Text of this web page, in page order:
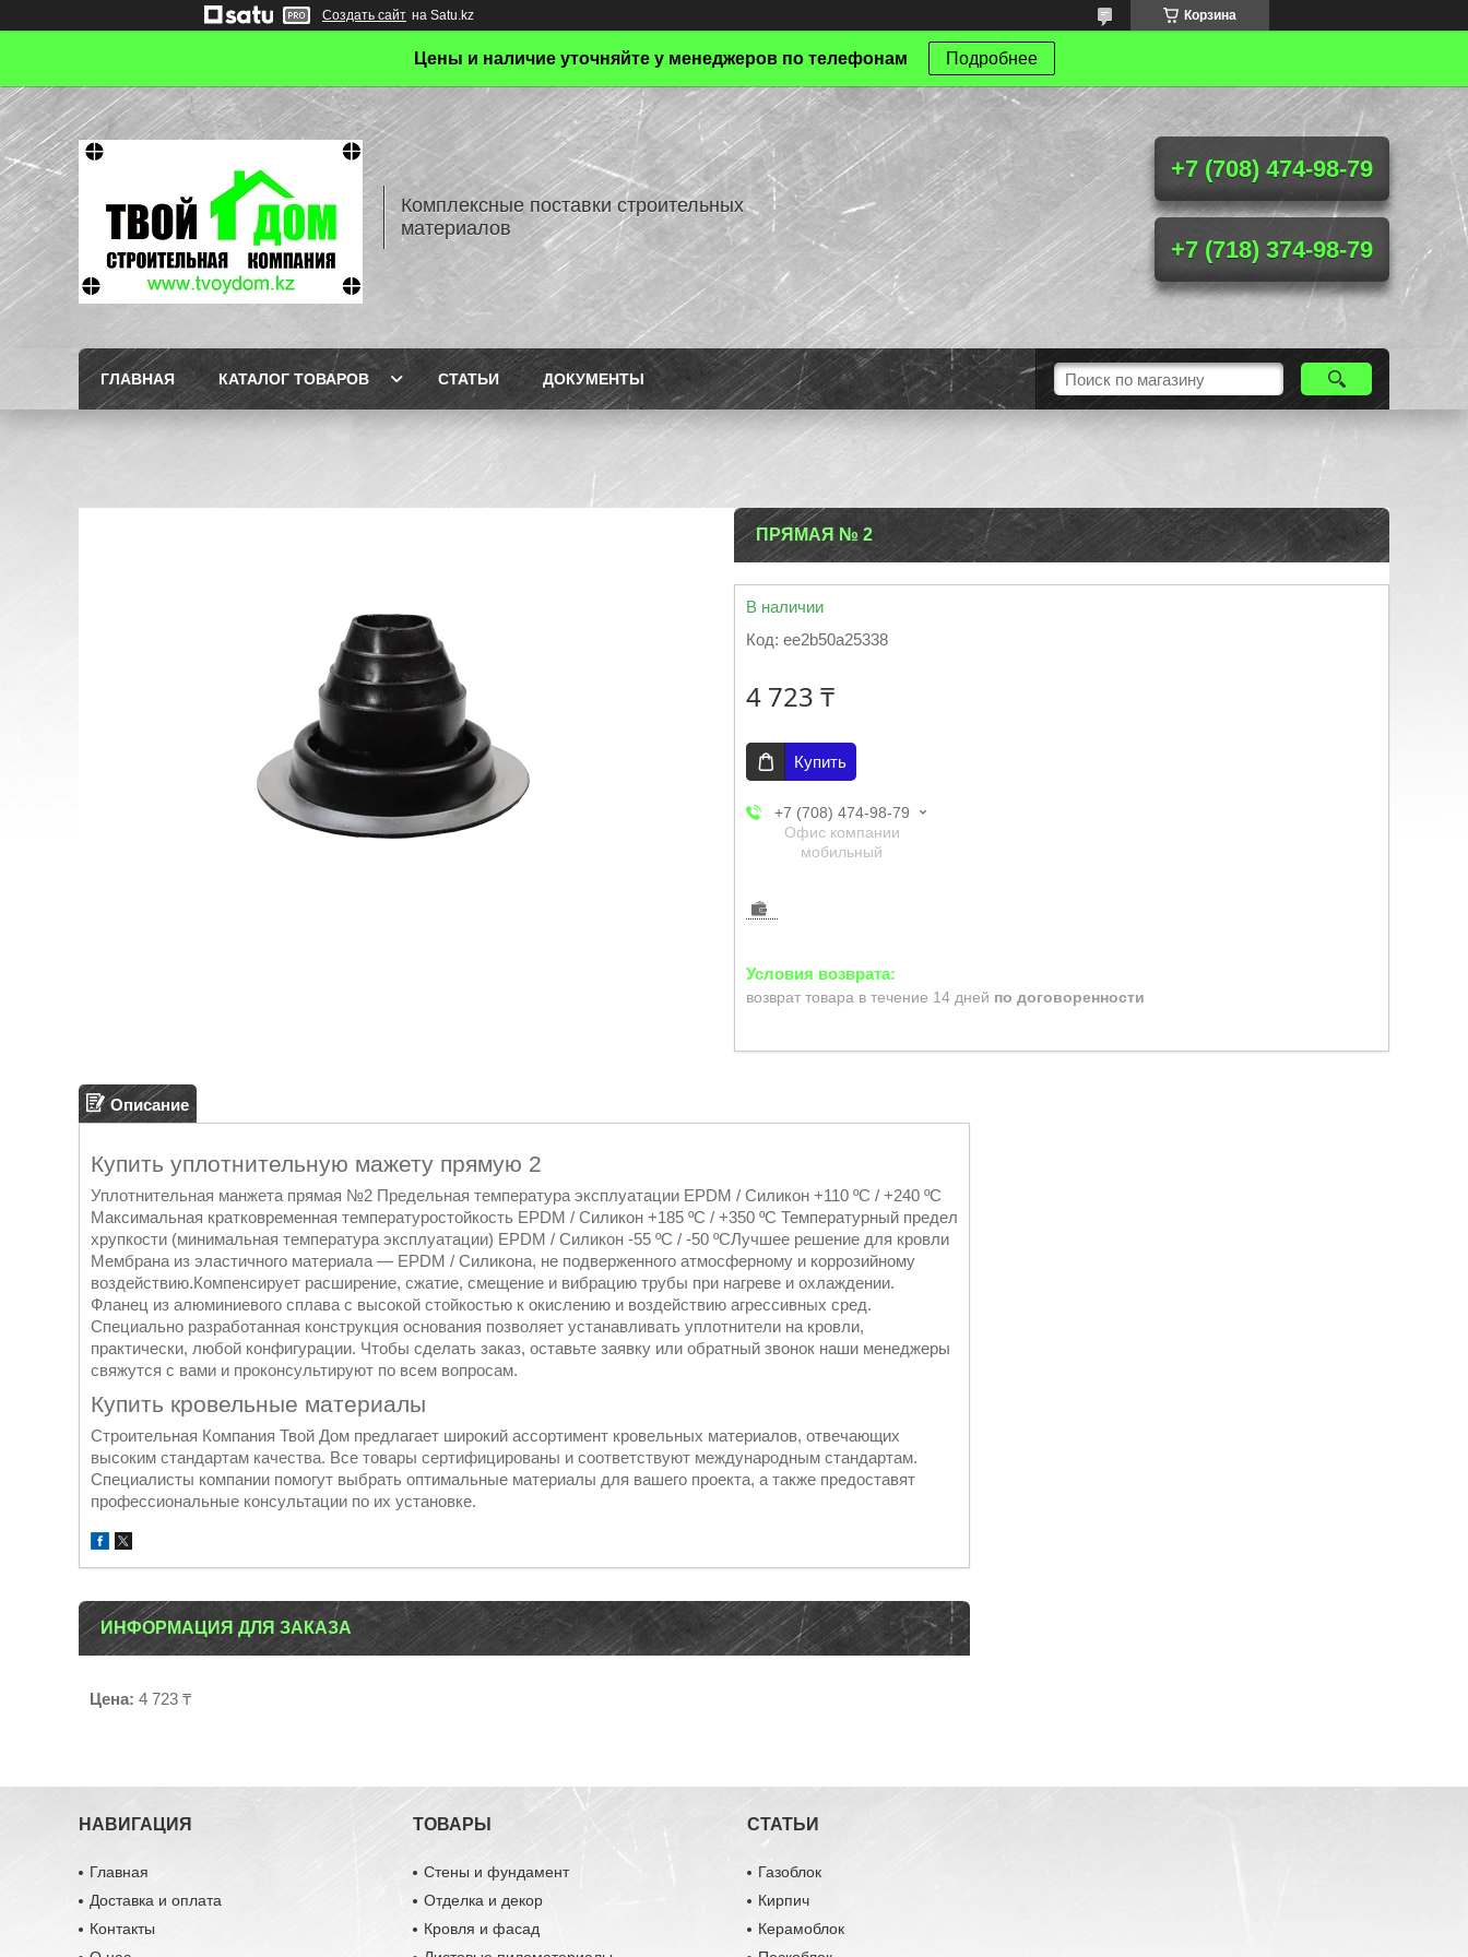
Создать сайт на Satu.kz Корзина
Цены и наличие уточняйте у менеджеров по телефонам Подробнее
Комплексные поставки строительных
материалов
+7 (708) 474-98-79
+7 (718) 374-98-79
ГЛАВНАЯ КАТАЛОГ ТОВАРОВ СТАТЬИ ДОКУМЕНТЫ
ПРЯМАЯ № 2
В наличии
Код: ee2b50a25338
4 723 ₸
Купить
+7 (708) 474-98-79
Офис компании
мобильный
возврат товара в течение 14 дней по договоренности
Описание
Купить уплотнительную мажету прямую 2
Уплотнительная манжета прямая №2 Предельная температура эксплуатации EPDM / Силикон +110 ºC / +240 ºC
Максимальная кратковременная температуростойкость EPDM / Силикон +185 ºC / +350 ºC Температурный предел
хрупкости (минимальная температура эксплуатации) EPDM / Силикон -55 ºC / -50 ºCЛучшее решение для кровли
Мембрана из эластичного материала — EPDM / Силикона, не подверженного атмосферному и коррозийному
воздействию.Компенсирует расширение, сжатие, смещение и вибрацию трубы при нагреве и охлаждении.
Фланец из алюминиевого сплава с высокой стойкостью к окислению и воздействию агрессивных сред.
Специально разработанная конструкция основания позволяет устанавливать уплотнители на кровли,
практически, любой конфигурации. Чтобы сделать заказ, оставьте заявку или обратный звонок наши менеджеры
свяжутся с вами и проконсультируют по всем вопросам.
Купить кровельные материалы
Строительная Компания Твой Дом предлагает широкий ассортимент кровельных материалов, отвечающих
высоким стандартам качества. Все товары сертифицированы и соответствуют международным стандартам.
Специалисты компании помогут выбрать оптимальные материалы для вашего проекта, а также предоставят
профессиональные консультации по их установке.
ИНФОРМАЦИЯ ДЛЯ ЗАКАЗА
Цена: 4 723 ₸
НАВИГАЦИЯ
Главная
Доставка и оплата
Контакты
ТОВАРЫ
Стены и фундамент
Отделка и декор
Кровля и фасад
СТАТЬИ
Газоблок
Кирпич
Керамоблок